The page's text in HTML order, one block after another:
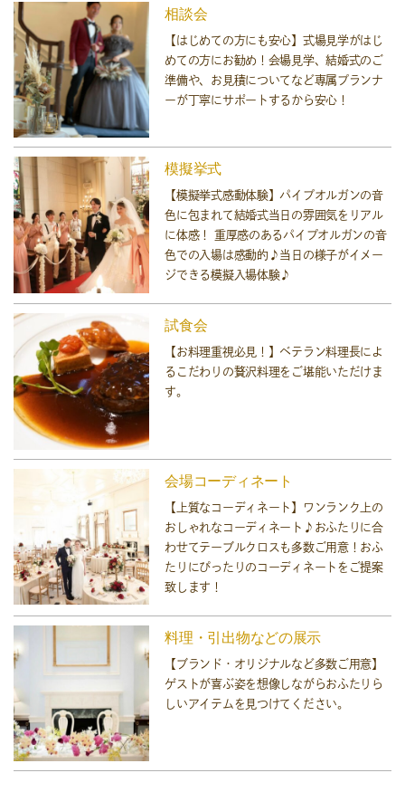
相談会
【はじめての方にも安心】式場見学がはじ
めての方にお勧め！会場見学、結婚式のご
準備や、お見積についてなど専属プランナ
ーが丁寧にサポートするから安心！
模擬挙式
【模擬挙式感動体験】パイプオルガンの音
色に包まれて結婚式当日の雰囲気をリアル
に体感！ 重厚感のあるパイプオルガンの音
色での入場は感動的♪当日の様子がイメー
ジできる模擬入場体験♪
試食会
【お料理重視必見！】ベテラン料理長によ
るこだわりの贅沢料理をご堪能いただけま
す。
会場コーディネート
【上質なコーディネート】ワンランク上の
おしゃれなコーディネート♪おふたりに合
わせてテーブルクロスも多数ご用意！おふ
たりにぴったりのコーディネートをご提案
致します！
料理・引出物などの展示
【ブランド・オリジナルなど多数ご用意】
ゲストが喜ぶ姿を想像しながらおふたりら
しいアイテムを見つけてください。